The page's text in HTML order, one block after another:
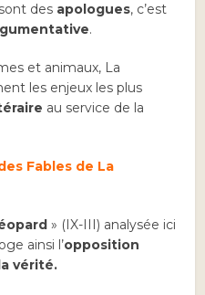
des apologues, c’est
.
et animaux, La
les enjeux les plus
au service de la
Fables de La
» (IX-III) analysée ici
ainsi l’opposition
vérité.